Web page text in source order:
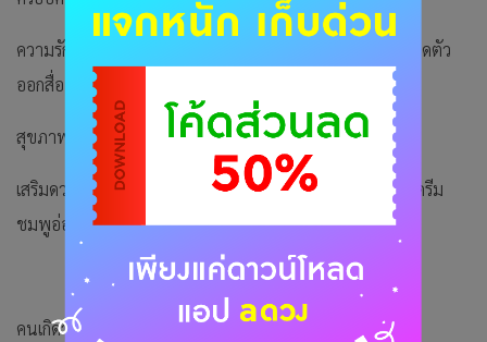
ความรัก คนโสดจะได้คนคุยอย่างจริงจังแถมอีกฝ่ายอยากจะเปิดตัว
ออกสื่อ คนมีคู่แล้วอีกฝ่ายมีข่าวดีมาบอก
สุขภาพ เหมือนพลังงานเยอะต้องพักผ่อนให้พอ
เสริมดวง จัดห้องหับใหม่ หาเฟอร์นิเจอร์สีมงคลเข้าบ้านเช่น ครีม
ชมพูอ่อน สีเอิร์ธโทน
คนเกิดวันเสาร์